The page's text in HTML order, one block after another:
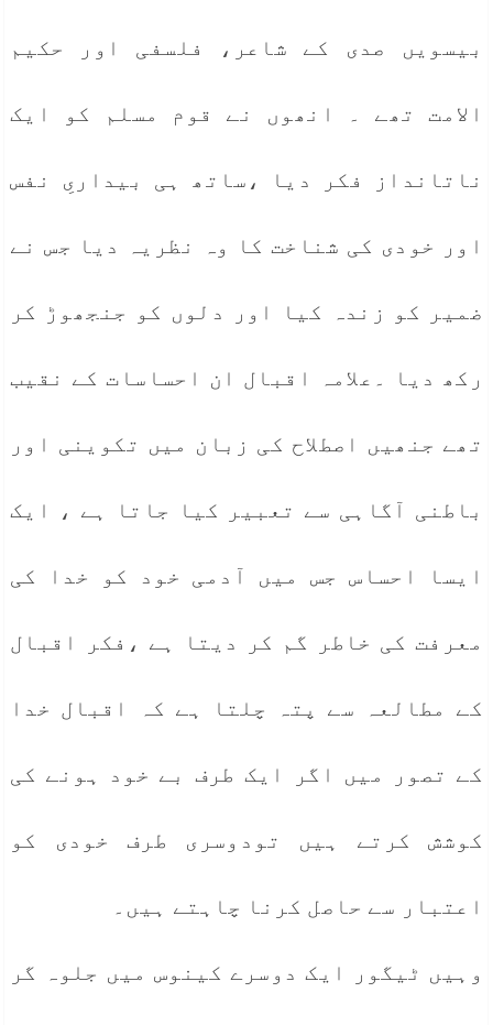
بیسویں صدی کے شاعر، فلسفی اور حکیم
الامت تھے ۔ انھوں نے قوم مسلم کو ایک
ناتانداز فکر دیا ،ساتھ ہی بیداریِ نفس
اور خودی کی شناخت کا وہ نظریہ دیا جس نے
ضمیر کو زندہ کیا اور دلوں کو جنجھوڑ کر
رکھ دیا ۔علامہ اقبال ان احساسات کے نقیب
تھے جنھیں اصطلاح کی زبان میں تکوینی اور
باطنی آگاہی سے تعبیر کیا جاتا ہے ، ایک
ایسا احساس جس میں آدمی خود کو خدا کی
معرفت کی خاطر گم کر دیتا ہے ،فکر اقبال
کے مطالعہ سے پتہ چلتا ہے کہ اقبال خدا
کے تصور میں اگر ایک طرف بے خود ہونے کی
کوشش کرتے ہیں تودوسری طرف خودی کو
اعتبار سے حاصل کرنا چاہتے ہیں۔
وہیں ٹیگور ایک دوسرے کینوس میں جلوہ گر